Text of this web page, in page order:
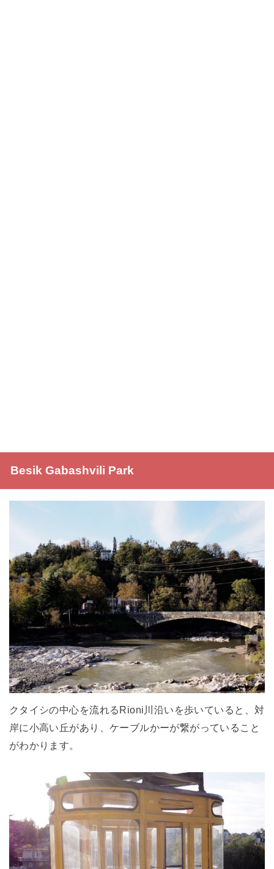
Besik Gabashvili Park
クタイシの中心を流れるRioni川沿いを歩いていると、対
岸に小高い丘があり、ケーブルかーが繋がっていること
がわかります。